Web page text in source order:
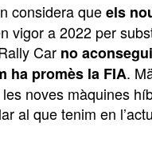
considera queels
vigor a 2022 per
Car no
ha promès la FIA.
noves màquines
al que tenim en